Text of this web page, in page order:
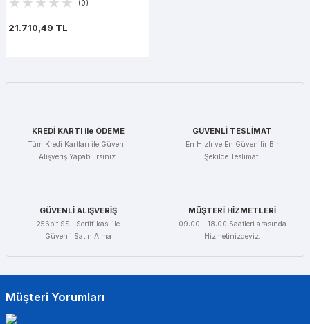
(0)
21.710,49 TL
KREDİ KARTI ile ÖDEME
Tüm Kredi Kartları ile Güvenli
Alışveriş Yapabilirsiniz.
GÜVENLİ TESLİMAT
En Hızlı ve En Güvenilir Bir
Şekilde Teslimat.
GÜVENLİ ALIŞVERİŞ
256bit SSL Sertifikası ile
Güvenli Satın Alma
MÜŞTERİ HİZMETLERİ
09:00 - 18:00 Saatleri arasında
Hizmetinizdeyiz.
Müşteri Yorumları